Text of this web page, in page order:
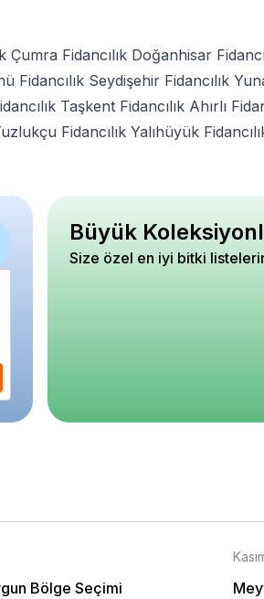
Çumra Fidancılık Doğanhisar
Fidancılık Seydişehir Fidancılık
Taşkent Fidancılık Ahırlı
Fidancılık Yalıhüyük
Büyük
Size özel en iyi bitki
Bölge Seçimi